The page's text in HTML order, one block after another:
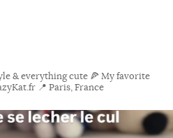
& everything cute 🍕 My favorite
📍 Paris, France